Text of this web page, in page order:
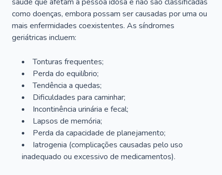
como doenças, embora possam ser causadas por uma ou
mais enfermidades coexistentes. As síndromes
geriátricas incluem:
Tonturas frequentes;
Perda do equilíbrio;
Tendência a quedas;
Dificuldades para caminhar;
Incontinência urinária e fecal;
Lapsos de memória;
Perda da capacidade de planejamento;
Iatrogenia (complicações causadas pelo uso
inadequado ou excessivo de medicamentos).